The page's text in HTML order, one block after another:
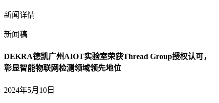
新闻详情
新闻稿
DEKRA德凯广州AIOT实验室荣获Thread Group授权认可，
彰显智能物联网检测领域领先地位
2024年5月10日